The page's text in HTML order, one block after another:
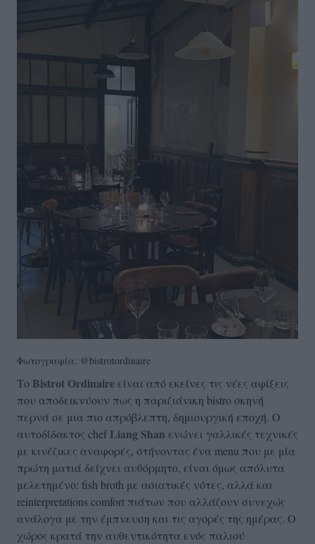
Φωτογραφία: @bistrotordinaire
Το Bistrot Ordinaire είναι από εκείνες τις νέες αφίξεις
που αποδεικνύουν πως η παριζιάνικη bistro σκηνή
περνά σε μια πιο απρόβλεπτη, δημιουργική εποχή. Ο
αυτοδίδακτος chefLiang Shan ενώνει γαλλικές τεχνικές
με κινέζικες αναφορές, στήνοντας ένα menu που με μία
πρώτη ματιά δείχνει αυθόρμητο, είναι όμως απόλυτα
μελετημένο: fish broth με ασιατικές νότες, αλλά και
reinterpretations comfort πιάτων που αλλάζουν συνεχώς
ανάλογα με την έμπνευση και τις αγορές της ημέρας. Ο
χώρος κρατά την αυθεντικότητα ενός παλιού